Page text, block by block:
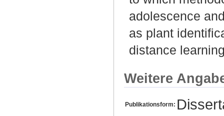
adolescence
as plant
distance
Weitere
Publikationsform: